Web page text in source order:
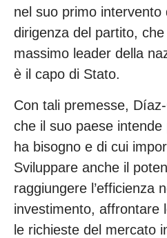
nel suo primo
dirigenza del partito, che
massimo leader della
è il capo di Stato.
Con tali premesse,
che il suo paese
ha bisogno e di cui
Sviluppare anche il
raggiungere l’efficienza
investimento, affrontare
le richieste del mercato